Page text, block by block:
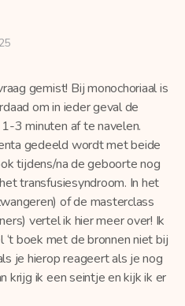
gemist! Bij monochoriaal is
om in ieder geval de
3 minuten af te navelen.
gedeeld wordt met beide
tijdens/na de geboorte nog
transfusiesyndroom. In het
of de masterclass
vertel ik hier meer over! Ik
boek met de bronnen niet bij
je hierop reageert als je nog
krijg ik een seintje en kijk ik er